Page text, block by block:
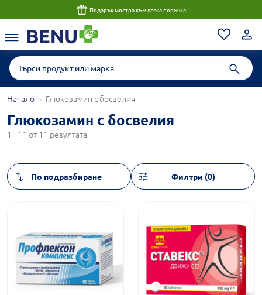
Подарък мостра към всяка поръчка
Начало Глюкозамин с босвелия
Глюкозамин с босвелия
1 - 11 от 11 резултата
Филтри (0)